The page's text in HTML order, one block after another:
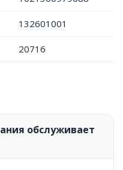
132601001
20716
обслуживает